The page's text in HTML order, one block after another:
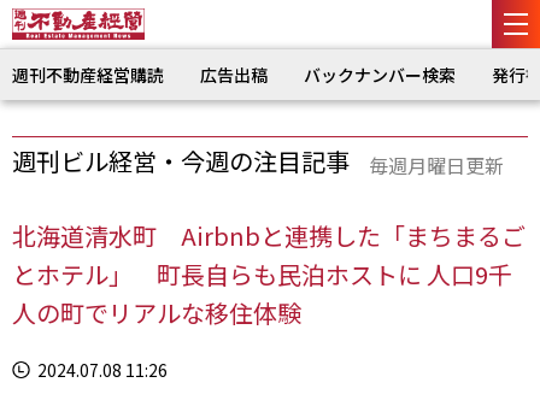
週刊不動産経営購読 広告出稿 バックナンバー検索 発行
週刊ビル経営・今週の注目記事 毎週月曜日更新
北海道清水町 Airbnbと連携した「まちまるご
とホテル」 町長自らも民泊ホストに 人口9千
人の町でリアルな移住体験
2024.07.08 11:26